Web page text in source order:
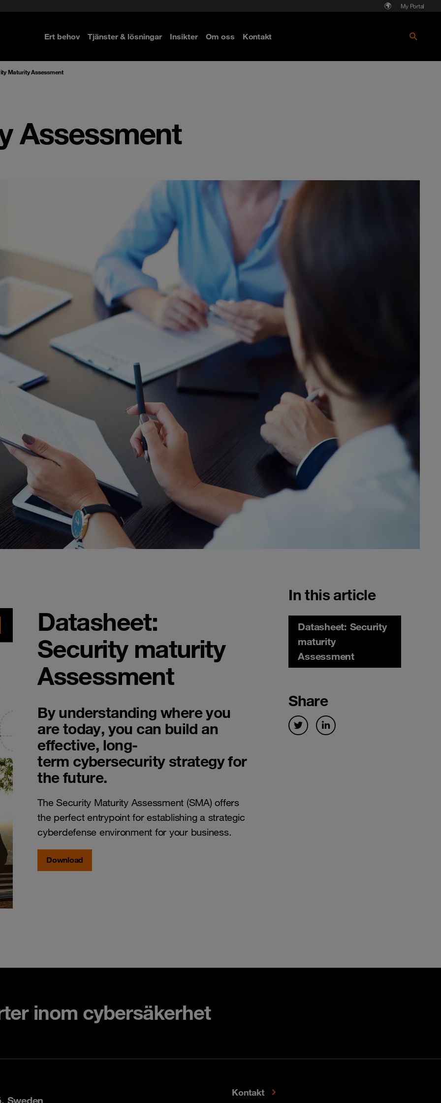
My Portal
Ert behov Tjänster & lösningar Insikter Om oss Kontakt
Maturity Assessment
Assessment
In this article
Datasheet: Security
maturity
Assessment
Share
Datasheet:
Security maturity
Assessment
By understanding where you
are today, you can build an
effective, long-
term cybersecurity strategy for
the future.
The Security Maturity Assessment (SMA) offers
the perfect entrypoint for establishing a strategic
cyberdefense environment for your business.
Download
inom cybersäkerhet
Sweden
Kontakt